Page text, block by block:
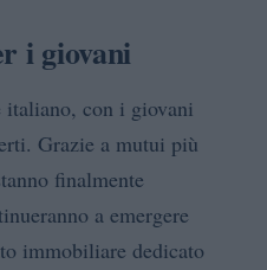
i giovani
italiano, con i giovani
Grazie a mutui più
finalmente
a emergere
immobiliare dedicato